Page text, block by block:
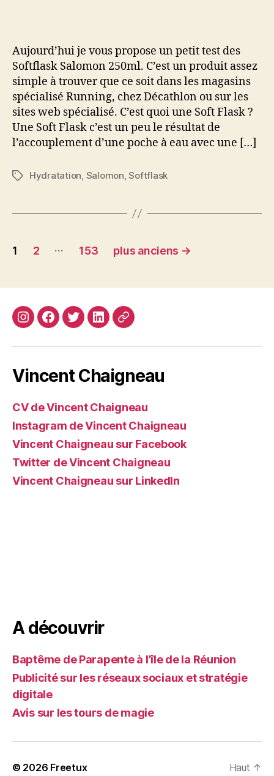
hydratation
d’appoint
en
trail
Aujourd’hui je vous propose un petit test des
Softflask Salomon 250ml. C’est un produit assez
simple à trouver que ce soit dans les magasins
spécialisé Running, chez Décathlon ou sur les
sites web spécialisé. C’est quoi une Soft Flask ?
Une Soft Flask c’est un peu le résultat de
l’accouplement d’une poche à eau avec une […]
Étiquettes
Hydratation, Salomon,Softflask
Navigation
articles
1 2 … 153 plus anciens →
InstagramFacebook
TwitterLinkedin
Site
Vincent Chaigneau
CV de Vincent Chaigneau
Instagram de Vincent Chaigneau
Vincent Chaigneau sur Facebook
Twitter de Vincent Chaigneau
Vincent Chaigneau sur LinkedIn
A découvrir
Baptême de Parapente à l’île de la Réunion
Publicité sur les réseaux sociaux et stratégie
digitale
Avis sur les tours de magie
© 2026 Freetux Haut ↑